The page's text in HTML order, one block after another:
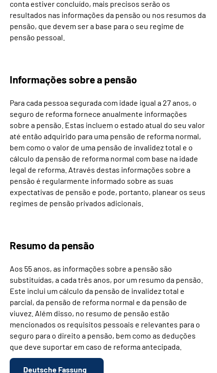
conta estiver concluído, mais precisos serão os
resultados nas informações da pensão ou nos resumos da
pensão, que devem ser a base para o seu regime de
pensão pessoal.
Informações sobre a pensão
Para cada pessoa segurada com idade igual a 27 anos, o
seguro de reforma fornece anualmente informações
sobre a pensão. Estas incluem o estado atual do seu valor
até então adquirido para uma pensão de reforma normal,
bem como o valor de uma pensão de invalidez total e o
cálculo da pensão de reforma normal com base na idade
legal de reforma. Através destas informações sobre a
pensão é regularmente informado sobre as suas
expectativas de pensão e pode, portanto, planear os seus
regimes de pensão privados adicionais.
Resumo da pensão
Aos 55 anos, as informações sobre a pensão são
substituídas, a cada três anos, por um resumo da pensão.
Este inclui um cálculo da pensão de invalidez total e
parcial, da pensão de reforma normal e da pensão de
viuvez. Além disso, no resumo de pensão estão
mencionados os requisitos pessoais e relevantes para o
seguro para o direito a pensão, bem como as deduções
que deve suportar em caso de reforma antecipada.
Deutsche Fassung